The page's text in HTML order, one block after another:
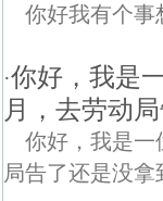
你好我有个事
·你好，我是
月，去劳动
你好，我是一
局告了还是没